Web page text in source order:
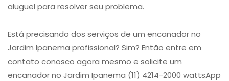
aluguel para resolver seu problema.
Está precisando dos serviços de um encanador no
Jardim Ipanema profissional? Sim? Então entre em
contato conosco agora mesmo e solicite um
encanador no Jardim Ipanema (11) 4214-2000 wattsApp